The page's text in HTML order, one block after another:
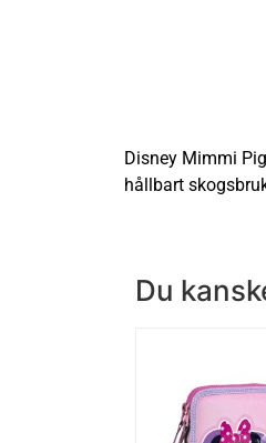
Disney Mimmi
hållbart
Du